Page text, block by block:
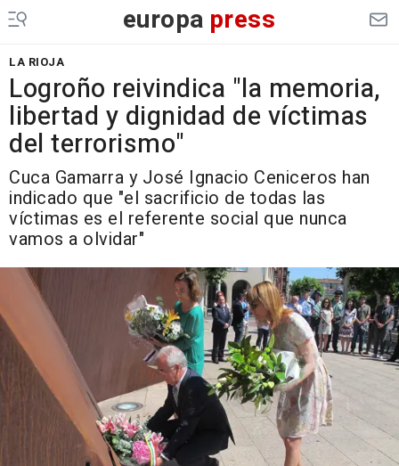
europa press
LA RIOJA
Logroño reivindica "la memoria,
libertad y dignidad de víctimas
del terrorismo"
Cuca Gamarra y José Ignacio Ceniceros han
indicado que "el sacrificio de todas las
víctimas es el referente social que nunca
vamos a olvidar"